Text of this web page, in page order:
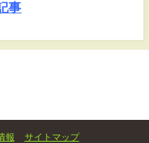
事
報
サイトマップ